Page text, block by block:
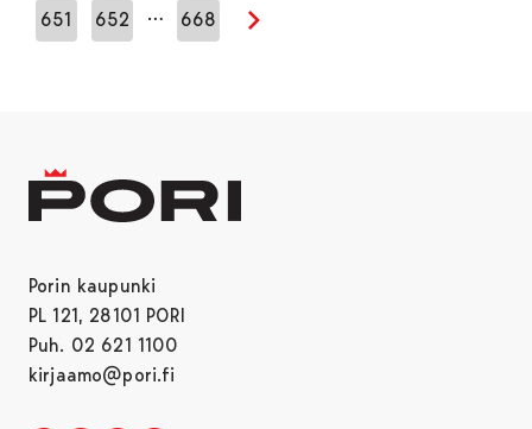
651 652 … 668
Seuraava sivu
Porin kaupunki
PL 121, 28101 PORI
Puh. 02 621 1100
kirjaamo@pori.fi